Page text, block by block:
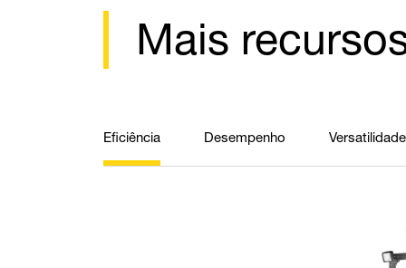
Mais
Eficiência Desempenho Versatilidade